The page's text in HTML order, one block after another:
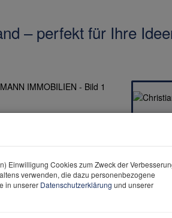
– perfekt für Ihre
Einwilligung Cookies zum Zweck der
verwenden, die dazu personenbezogene
in unserer Datenschutzerklärung und unserer